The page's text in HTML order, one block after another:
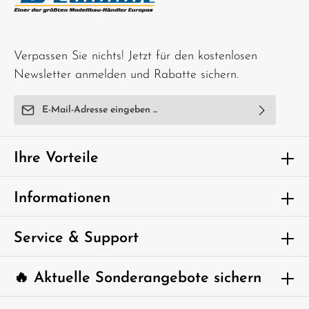
Verpassen Sie nichts! Jetzt für den kostenlosen
Newsletter anmelden und Rabatte sichern.
E-Mail-Adresse*
Ich habe dieDatenschutzbestimmungenzur Kenntnis
genommen und die
einverstanden.
Um weiterzugehen, geben Sie die oben
abgebildeten Zeichen ein*
🔥 Aktuelle Sonderangebote sichern
Ihre Vorteile
Informationen
Service & Support